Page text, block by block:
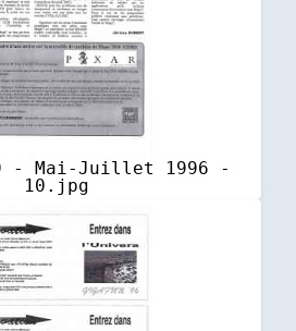
- Mai-Juillet 1996 -
10.jpg